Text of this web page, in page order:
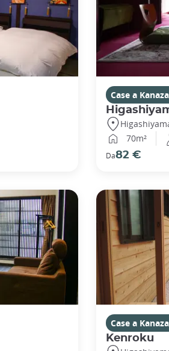
Case a
70m²
Da82 €
Case a
Kenroku